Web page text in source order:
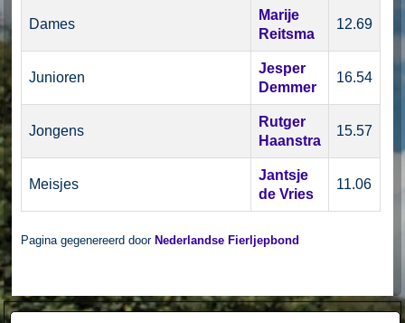
Dames
Marije
Reitsma
12.69
Junioren
Jesper
Demmer
16.54
Jongens
Rutger
Haanstra
15.57
Meisjes
Jantsje
de Vries
11.06
Pagina gegenereerd door Nederlandse Fierljepbond